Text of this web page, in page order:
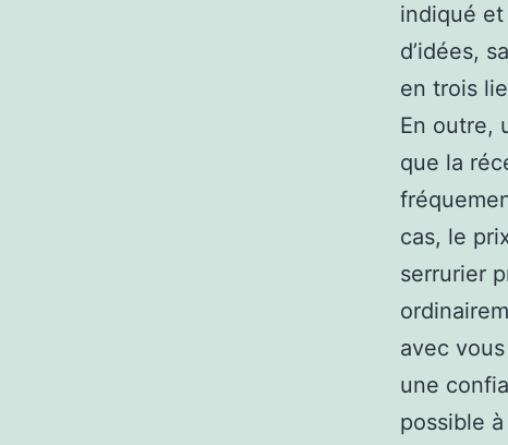
indiqué
d’idées,
en trois
En outre,
que la
cas, le
serrurier
avec
une
possible